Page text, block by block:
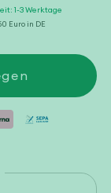
1-3 Werktage
Euro in DE